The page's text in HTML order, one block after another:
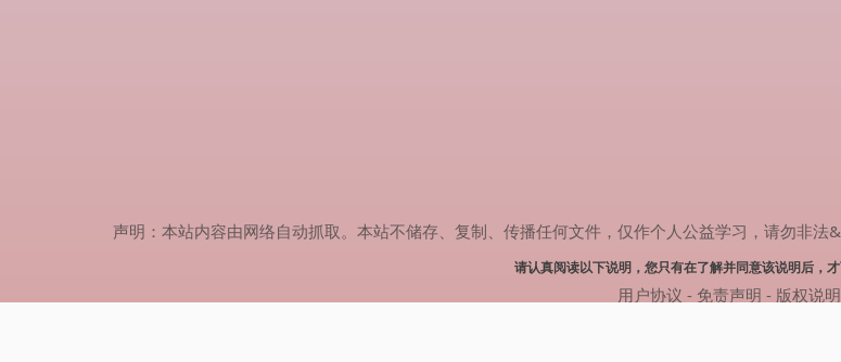
声明：本站内容由网络自动抓取。本站不储存、复制、传播任何文件，仅作个人公益学习，请勿非
请认真阅读以下说明，您只有在了解并同意该说明后，才
用户协议 - 免责声明 - 版权说明